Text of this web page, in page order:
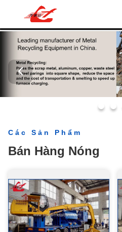
Các Sản Phẩm
Bán Hàng Nóng